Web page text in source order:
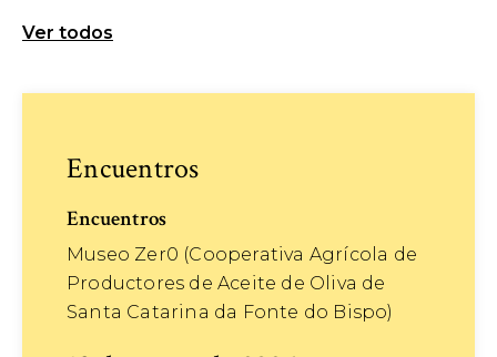
Ver todos
Encuentros
Encuentros
Museo Zer0 (Cooperativa Agrícola de
Productores de Aceite de Oliva de
Santa Catarina da Fonte do Bispo)